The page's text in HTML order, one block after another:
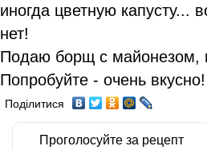
иногда цветную
нет!
Подаю борщ с майонезом,
Попробуйте - очень вкусно!
Поділитися
Проголосуйте за рецепт